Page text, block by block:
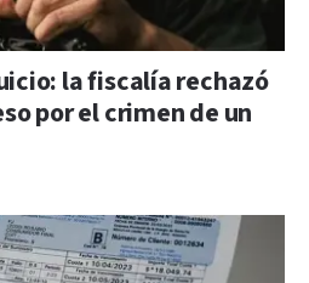
la fiscalía rechazó
por el crimen de un